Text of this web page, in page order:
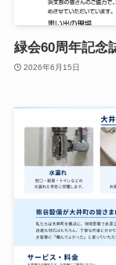
緑会60周年記念
2026年6月15日